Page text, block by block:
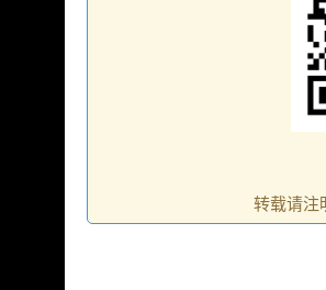
转载请注